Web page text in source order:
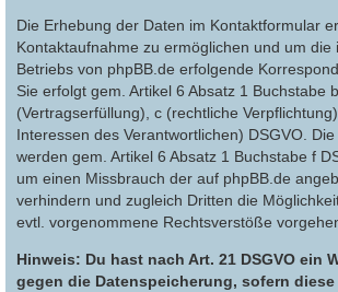
Die Erhebung der Daten im Kontaktformular
Kontaktaufnahme zu ermöglichen und um die
Betriebs von phpBB.de erfolgende
Sie erfolgt gem. Artikel 6 Absatz 1 Buchstabe b
(Vertragserfüllung), c (rechtliche
Interessen des Verantwortlichen) DSGVO.
werden gem. Artikel 6 Absatz 1 Buchstabe f
um einen Missbrauch der auf phpBB.de
verhindern und zugleich Dritten die
evtl. vorgenommene Rechtsverstöße
Hinweis: Du hast nach Art. 21 DSGVO ein
gegen die Datenspeicherung, sofern